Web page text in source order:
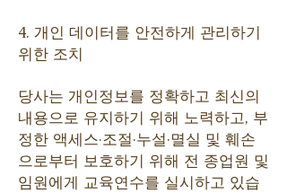
4. 개인 데이터를 안전하게 관리하기
위한 조치
당사는 개인정보를 정확하고 최신의
내용으로 유지하기 위해 노력하고, 부
정한 액세스·조절·누설·멸실 및 훼손
으로부터 보호하기 위해 전 종업원 및
임원에게 교육연수를 실시하고 있습